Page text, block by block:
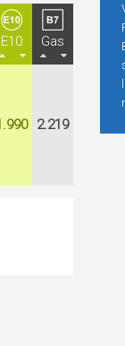
E10
Gas
2.219